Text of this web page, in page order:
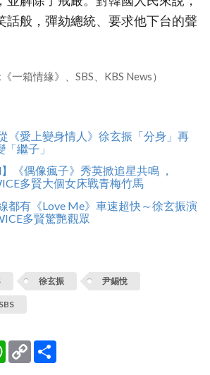
話般，彈劾總統、要求他下台的聲
一箱情緣》、SBS、KBS News）
《愛上變身情人》徐玄振「分身」再
繼子」
《偶像瘋子》秀英掀追星共鳴 ，
多賢大個女床戰青梅竹馬
都有《Love Me》車速超快～徐玄振演
多賢驚艷觀眾
徐玄振 尹錫悅
SBS
WhatsApp
Copy
Link